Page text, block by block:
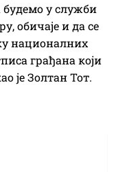
у служби
обичаје и да се
националних
грађана који
је Золтан Тот.